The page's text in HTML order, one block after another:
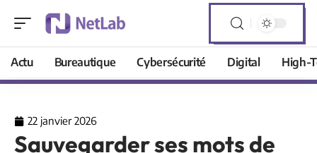
Actu Bureautique Cybersécurité Digital High-
22 janvier 2026
Sauvegarder ses mots de